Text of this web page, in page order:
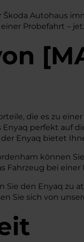
Autohaus
Probefahrt –
[
die es zu
perfekt auf
Enyaq bietet
können
Fahrzeug bei
den Enyaq zu
Sie sich von